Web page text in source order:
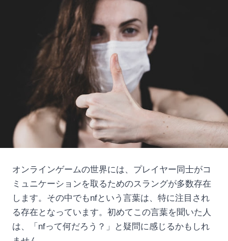
オンラインゲームの世界には、プレイヤー同士がコ
ミュニケーションを取るためのスラングが多数存在
します。その中でもnfという言葉は、特に注目され
る存在となっています。初めてこの言葉を聞いた人
は、「nfって何だろう？」と疑問に感じるかもしれ